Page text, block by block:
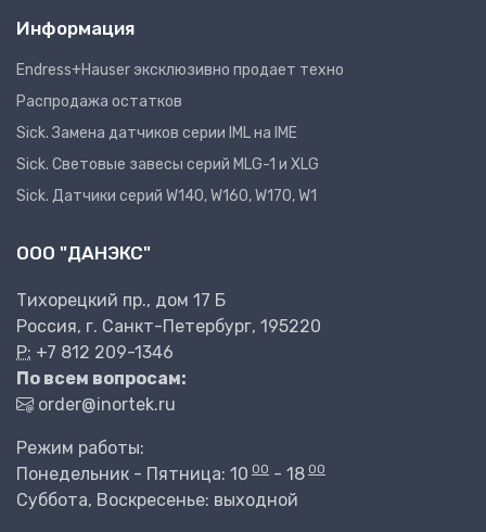
Информация
Endress+Hauser эксклюзивно продает техно
Распродажа остатков
Sick. Замена датчиков серии IML на IME
Sick. Световые завесы серий MLG-1 и XLG
Sick. Датчики серий W140, W160, W170, W1
ООО "ДАНЭКС"
Тихорецкий пр., дом 17 Б
Россия, г. Санкт-Петербург, 195220
P: +7 812 209-1346
По всем вопросам:
order@inortek.ru
Режим работы:
Понедельник - Пятница: 10 00 - 18 00
Суббота, Воскресенье: выходной